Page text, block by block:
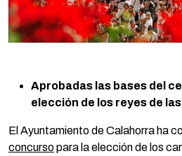
Aprobadas las bases del
elección de los reyes de
El Ayuntamiento de Calahorra ha
concursopara la elección de los